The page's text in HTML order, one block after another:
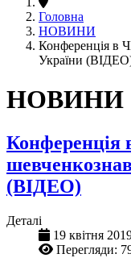
Головна
НОВИНИ
Конференція в
України
НОВИНИ
Конференція
(ВІДЕО)
Деталі
19 квітня
Перегляди: